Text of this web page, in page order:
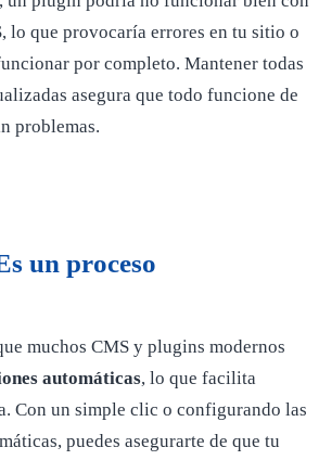
lo que provocaría errores en tu sitio o
por completo. Mantener todas
asegura que todo funcione de
problemas.
un proceso
muchos CMS y plugins modernos
automáticas, lo que facilita
Con un simple clic o configurando las
puedes asegurarte de que tu